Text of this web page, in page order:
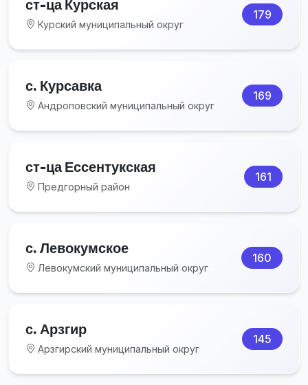
ст-ца Курская
Курский муниципальный округ
179
с. Курсавка
Андроповский муниципальный округ
169
ст-ца Ессентукская
Предгорный район
161
с. Левокумское
Левокумский муниципальный округ
160
с. Арзгир
Арзгирский муниципальный округ
145